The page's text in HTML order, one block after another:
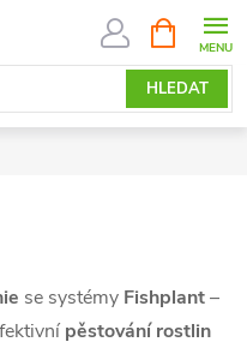
HLEDAT
NÁKUPNÍ
KOŠÍK
se systémy Fishplant–
pěstování rostlin